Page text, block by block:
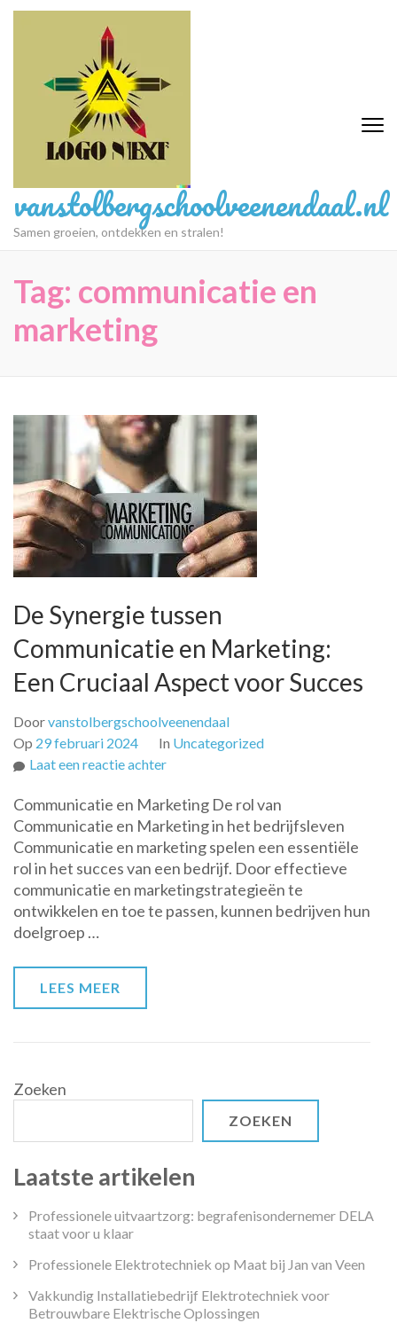
Ga
vanstolbergschoolveenendaal.nl
Samen groeien, ontdekken en stralen!
Tag: communicatie en
marketing
De Synergie tussen
Communicatie en Marketing:
Een Cruciaal Aspect voor Succes
Doorvanstolbergschoolveenendaal
Op 29 februari 2024 In Uncategorized
Laat een reactie achterop
Synergie
tussen
Communicatie
en
Marketing:
Een
Communicatie en Marketing De rol van
Communicatie en Marketing in het bedrijfsleven
Communicatie en marketing spelen een essentiële
rol in het succes van een bedrijf. Door effectieve
communicatie en marketingstrategieën te
ontwikkelen en toe te passen, kunnen bedrijven hun
doelgroep …
LEES MEER
Zoeken
ZOEKEN
Laatste artikelen
Professionele uitvaartzorg: begrafenisondernemer DELA
staat voor u klaar
Professionele Elektrotechniek op Maat bij Jan van Veen
Vakkundig Installatiebedrijf Elektrotechniek voor
Betrouwbare Elektrische Oplossingen